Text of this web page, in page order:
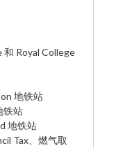
Royal College
地铁站
铁站
地铁站
Tax、燃气取